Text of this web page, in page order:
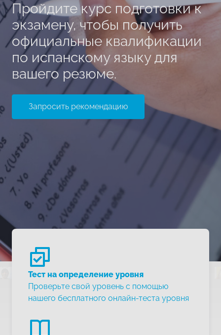
Пройдите курс подготовки к
экзамену, чтобы получить
официальные квалификации
по испанскому языку для
вашего резюме.
Запросить рекомендацию
Тест на определение уровня
Проверьте свой уровень с помощью
нашего бесплатного онлайн-теста уровня